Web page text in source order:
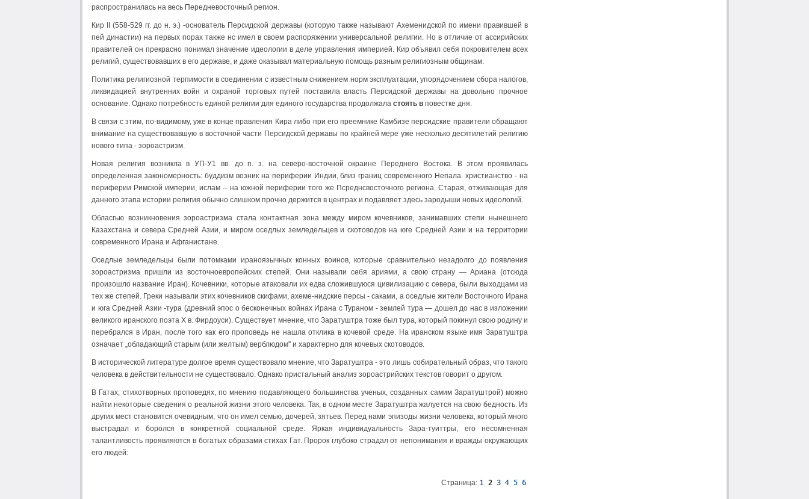
распространилась на весь Передневосточный регион.
Кир II (558-529 гг. до н. э.) -основатель Персидской державы (которую также называют Ахеменидской по имени правившей в
пей династии) на первых порах также нс имел в своем распоряжении универсальной религии. Но в отличие от ассирийских
правителей он прекрасно понимал значение идеологии в деле управления империей. Кир объявил себя покровителем всех
религий, существовавших в его державе, и даже оказывал материальную помощь разным религиозным общинам.
Политика религиозной терпимости в соединении с известным снижением норм эксплуатации, упорядочением сбора налогов,
ликвидацией внутренних войн и охраной торговых путей поставила власть Персидской державы на довольно прочное
основание. Однако потребность единой религии для единого государства продолжала стоять в повестке дня.
В связи с зтим, по-видимому, уже в конце правления Кира либо при его преемнике Камбизе персидские правители обращают
внимание на существовавшую в восточной части Персидской державы по крайней мере уже несколько десятилетий религию
нового типа - зороастризм.
Новая религия возникла в УП-У1 вв. до п. з. на северо-восточной окраине Переднего Востока. В этом проявилась
определенная закономерность: буддизм возник на периферии Индии, близ границ современного Непала. христианство - на
периферии Римской империи, ислам -- на южной периферии того же Псреднсвосточного региона. Старая, отживающая для
данного этапа истории религия обычно слишком прочно держится в центрах и подавляет здесь зародыши новых идеологий.
Обласгью возникновения зороастризма стала контактная зона между миром кочевников, занимавших степи нынешнего
Казахстана и севера Средней Азии, и миром оседлых земледельцев и скотоводов на юге Средней Азии и на территории
современного Ирана и Афганистане.
Оседлые земледельцы были потомками ираноязычных конных воинов, которые сравнительно незадолго до появления
зороастризма пришли из восточноевропейских степей. Они называли себя ариями, а свою страну — Ариана (отсюда
произошло название Иран). Кочевники, которые атаковали их едва сложившуюся цивилизацию с севера, были выходцами из
тех же степей. Греки называли этих кочевников скифами, ахеме-нидские персы - саками, а оседлые жители Восточного Ирана
и юга Средней Азии -тура (древний эпос о бесконечных войнах Ирана с Тураном - землей тура — дошел до нас в изложении
великого иранского поэта Х в. Фирдоуси). Существует мнение, что Заратуштра тоже был тура, который покинул свою родину и
перебрался в Иран, после того как его проповедь не нашла отклика в кочевой среде. На иранском языке имя Заратуштра
означает „обладающий старым (или желтым) верблюдом" и характерно для кочевых скотоводов.
В исторической литературе долгое время существовало мнение, что Заратуштра - это лишь собирательный образ, что такого
человека в действительности не существовало. Однако пристальный анализ зороастрийских текстов говорит о другом.
В Гатах, стихотворных проповедях, по мнению подавляющего большинства ученых, созданных самим Заратуштрой) можно
найти некоторые сведения о реальной жизни этого человека. Так, в одном месте Заратуштра жалуется на свою бедность. Из
других мест становится очевидным, что он имел семью, дочерей, зятьев. Перед нами эпизоды жизни человека, который много
выстрадал и боролся в конкретной социальной среде. Яркая индивидуальность Зара-туиттры, его несомненная
талантливость проявляются в богатых образами стихах Гат. Пророк глубоко страдал от непонимания и вражды окружающих
его людей:
Страница: